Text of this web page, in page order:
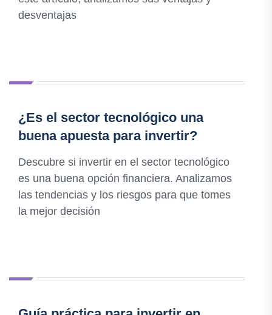
desventajas
¿Es el sector tecnológico una
buena apuesta para invertir?
Descubre si invertir en el sector tecnológico
es una buena opción financiera. Analizamos
las tendencias y los riesgos para que tomes
la mejor decisión